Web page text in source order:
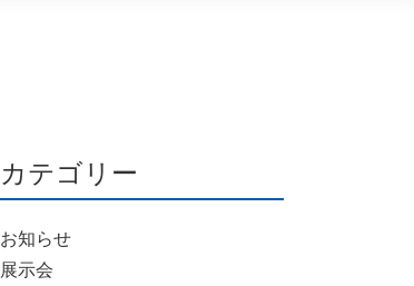
カテゴリー
お知らせ
展示会